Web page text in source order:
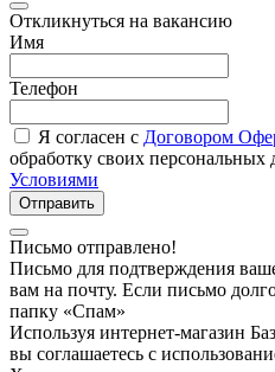
Откликнуться на вакансию
Имя
Телефон
Я согласен с Договором
обработку своих персональных
Условиями
Отправить
Письмо отправлено!
Письмо для подтверждения
вам на почту. Если письмо
папку «Спам»
Используя интернет-магазин
вы соглашаетесь с